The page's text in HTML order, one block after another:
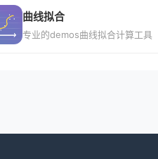
曲线拟合
专业的demos曲线拟合计算工具